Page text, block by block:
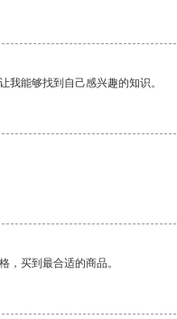
我能够找到自己感兴趣的知识。
，买到最合适的商品。